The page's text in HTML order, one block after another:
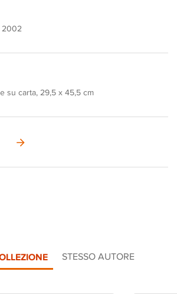
2002
su carta, 29,5 x 45,5 cm
STESSO AUTORE